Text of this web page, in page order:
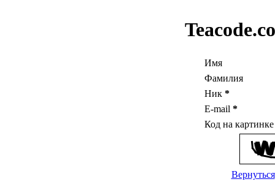
Имя
Фамилия
Ник *
E-mail *
Код на
Вернуться